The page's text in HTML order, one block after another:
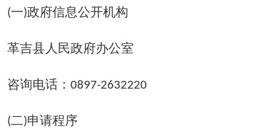
(一)政府信息公开机构
革吉县人民政府办公室
咨询电话：0897-2632220
(二)申请程序